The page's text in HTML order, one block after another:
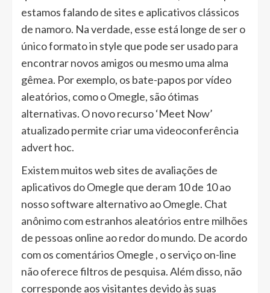
estamos falando de sites e aplicativos clássicos
de namoro. Na verdade, esse está longe de ser o
único formato in style que pode ser usado para
encontrar novos amigos ou mesmo uma alma
gêmea. Por exemplo, os bate-papos por vídeo
aleatórios, como o Omegle, são ótimas
alternativas. O novo recurso ‘Meet Now’
atualizado permite criar uma videoconferência
advert hoc.
Existem muitos web sites de avaliações de
aplicativos do Omegle que deram 10 de 10 ao
nosso software alternativo ao Omegle. Chat
anônimo com estranhos aleatórios entre milhões
de pessoas online ao redor do mundo. De acordo
com os comentários Omegle , o serviço on-line
não oferece filtros de pesquisa. Além disso, não
corresponde aos visitantes devido às suas